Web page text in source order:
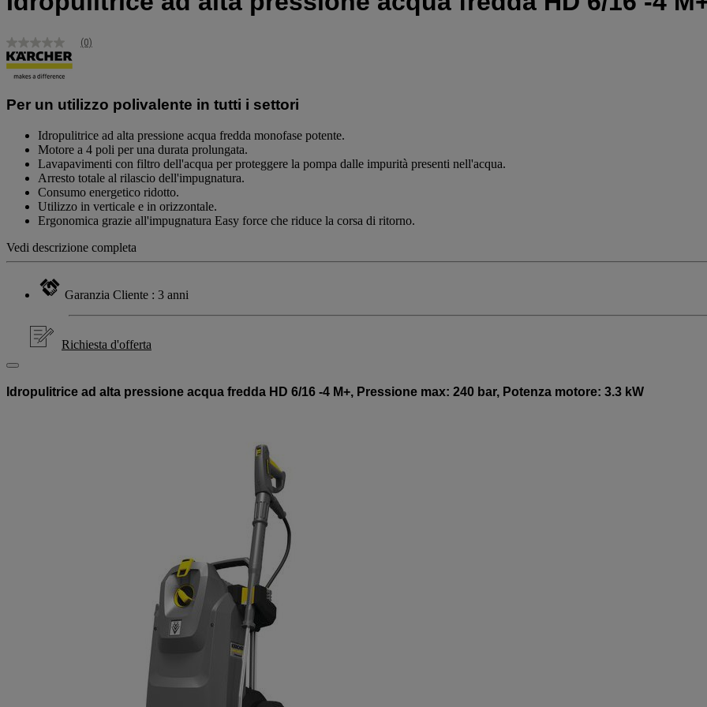
Nessuna
valutazione
Stesso
alla
pagina.
(0)
Per un utilizzo polivalente in tutti i settori
Idropulitrice ad alta pressione acqua fredda monofase potente.
Motore a 4 poli per una durata prolungata.
Lavapavimenti con filtro dell'acqua per proteggere la pompa dalle impurità presenti nell'acqua.
Arresto totale al rilascio dell'impugnatura.
Consumo energetico ridotto.
Utilizzo in verticale e in orizzontale.
Ergonomica grazie all'impugnatura Easy force che riduce la corsa di ritorno.
Vedi descrizione completa
Garanzia Cliente : 3 anni
Richiesta d'offerta
Idropulitrice ad alta pressione acqua fredda HD 6/16 -4 M+, Pressione max: 240 bar, Potenza motore: 3.3 kW